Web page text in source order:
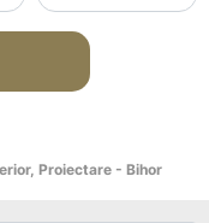
Proiectare - Bihor